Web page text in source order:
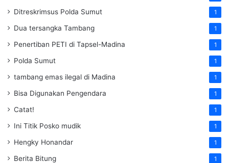
Ditreskrimsus Polda Sumut 1
Dua tersangka Tambang 1
Penertiban PETI di Tapsel-Madina 1
Polda Sumut 1
tambang emas ilegal di Madina 1
Bisa Digunakan Pengendara 1
Catat! 1
Ini Titik Posko mudik 1
Hengky Honandar 1
Berita Bitung 1